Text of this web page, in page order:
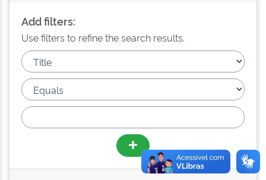
Add filters:
Use filters to refine the search results.